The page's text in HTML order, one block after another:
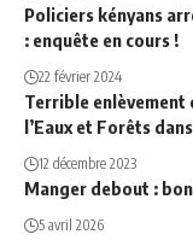
Policiers kényans
: enquête en cours !
22 février 2024
Terrible enlèvement
l’Eaux et Forêts
12 décembre 2023
Manger debout :
5 avril 2026